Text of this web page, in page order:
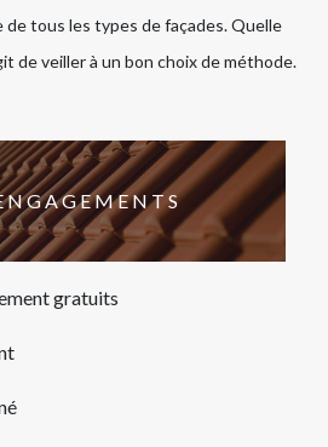
de tous les types de façades. Quelle
de veiller à un bon choix de méthode.
gratuits